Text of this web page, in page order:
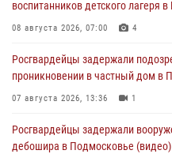
воспитанников детского лагеря
08 августа 2026, 07:00 4
Росгвардейцы задержали
проникновении в частный дом в
07 августа 2026, 13:36 1
Росгвардейцы задержали
дебошира в Подмосковье (видео)